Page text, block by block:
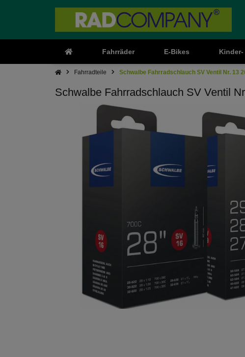
Fahrräder E-Bikes
Fahrradteile Schwalbe Fahrradschlauch SV Ventil Nr. 13
Schwalbe Fahrradschlauch SV Ventil